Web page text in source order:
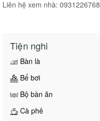
Liên hệ xem nhà: 0931226768
Tiện nghi
Bàn là
Bể bơi
Bộ bàn ăn
Cà phê